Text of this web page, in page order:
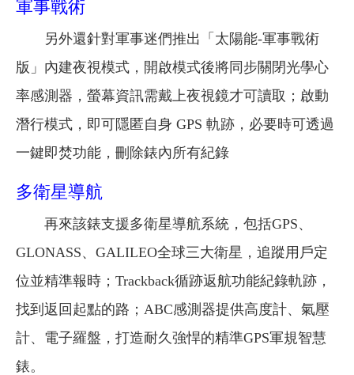
軍事戰術
另外還針對軍事迷們推出「太陽能-軍事戰術
版」內建夜視模式，開啟模式後將同步關閉光學心
率感測器，螢幕資訊需戴上夜視鏡才可讀取；啟動
潛行模式，即可隱匿自身 GPS 軌跡，必要時可透過
一鍵即焚功能，刪除錶內所有紀錄
多衛星導航
再來該錶支援多衛星導航系統，包括GPS、
GLONASS、GALILEO全球三大衛星，追蹤用戶定
位並精準報時；Trackback循跡返航功能紀錄軌跡，
找到返回起點的路；ABC感測器提供高度計、氣壓
計、電子羅盤，打造耐久強悍的精準GPS軍規智慧
錶。